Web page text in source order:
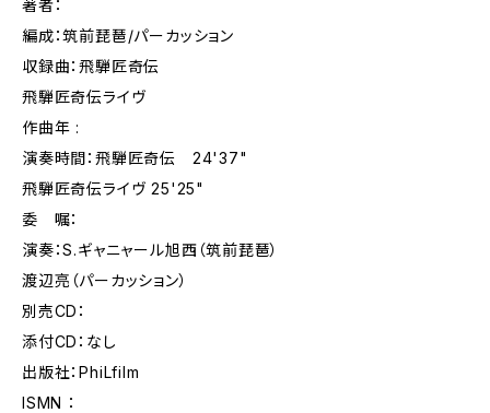
著者：
編成：筑前琵琶/パーカッション
収録曲：飛騨匠奇伝
飛騨匠奇伝ライヴ
作曲年 :
演奏時間：飛騨匠奇伝 24'37"
飛騨匠奇伝ライヴ 25'25"
委 嘱：
演奏：S.ギャニャール旭西（筑前琵琶）
渡辺亮（パーカッション）
別売CD：
添付CD：なし
出版社：PhiLfilm
ISMN ：